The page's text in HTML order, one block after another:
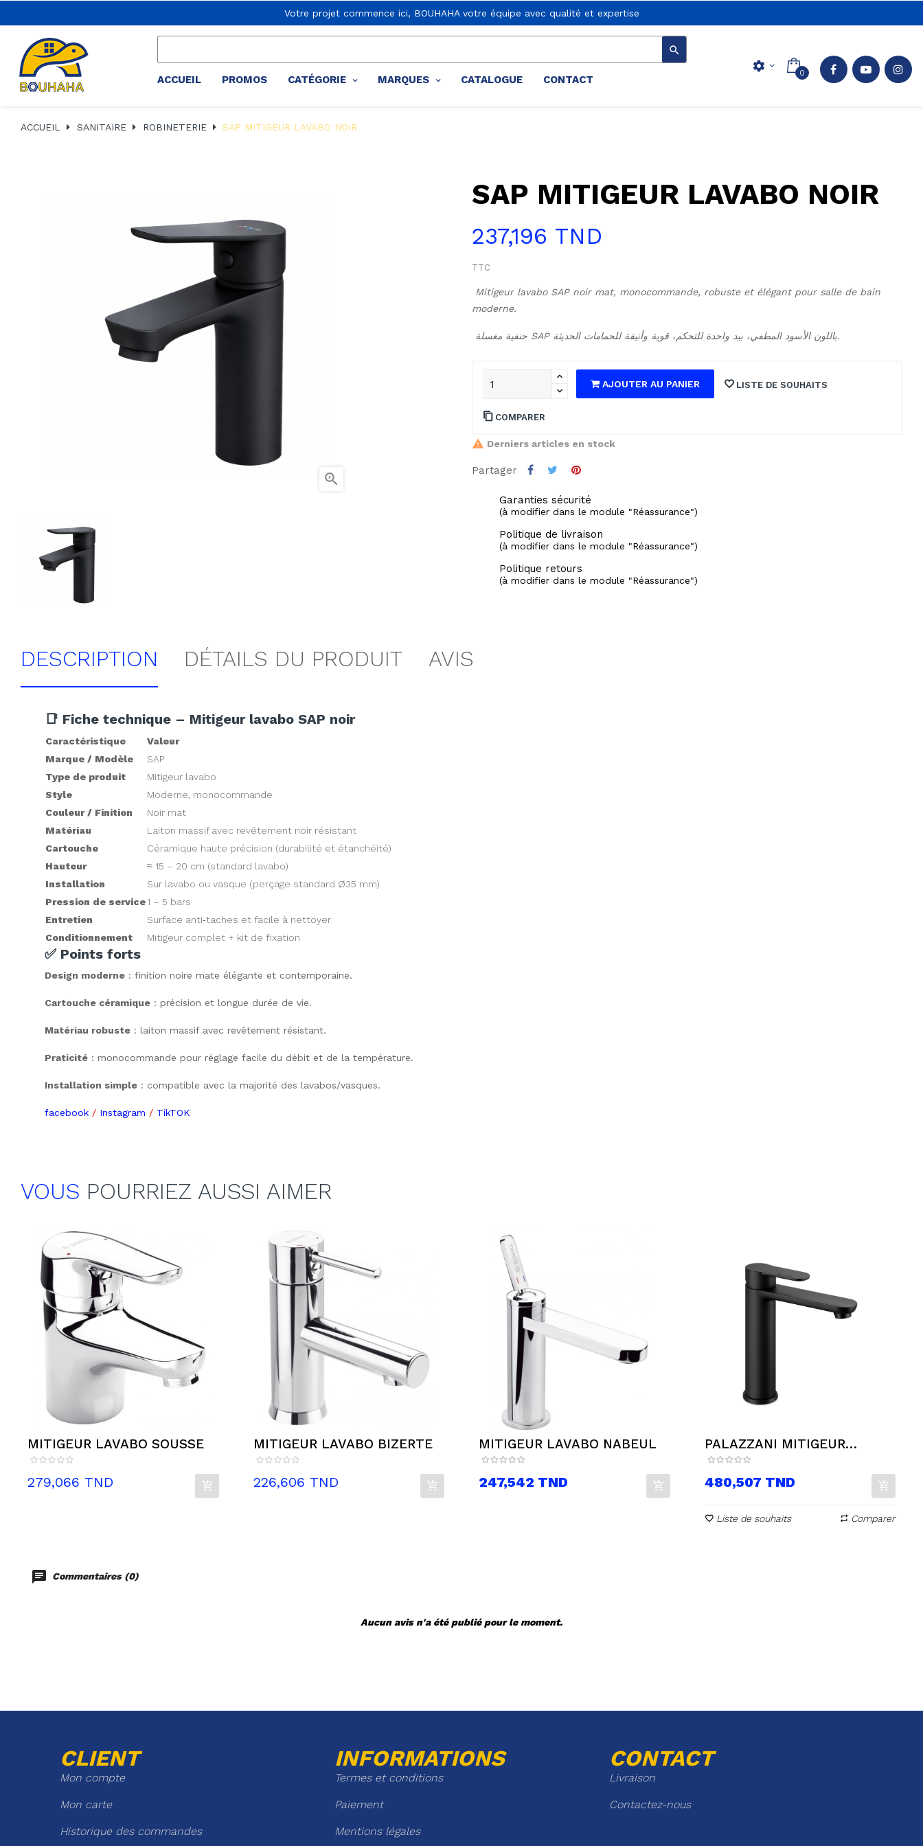
Votre projet commence ici, BOUHAHA votre équipe avec qualité et expertise

ACCUEIL PROMOS CATÉGORIE MARQUES CATALOGUE CONTACT
settings 0
ACCUEIL SANITAIRE ROBINETERIE SAP MITIGEUR LAVABO NOIR

SAP MITIGEUR LAVABO NOIR
237,196 TND
TTC
Mitigeur lavabo SAP noir mat, monocommande, robuste et élégant pour salle de bain
moderne.
حنفية مغسلة SAP باللون الأسود المطفي، بيد واحدة للتحكم، قوية وأنيقة للحمامات الحديثة.
AJOUTER AU PANIER LISTE DE SOUHAITS
COMPARER
Derniers articles en stock
Partager
Garanties sécurité
(à modifier dans le module "Réassurance")
Politique de livraison
(à modifier dans le module "Réassurance")
Politique retours
(à modifier dans le module "Réassurance")
DESCRIPTION DÉTAILS DU PRODUIT AVIS
📑 Fiche technique – Mitigeur lavabo SAP noir
Caractéristique
Valeur
Marque / Modèle
SAP
Type de produit
Mitigeur lavabo
Style
Moderne, monocommande
Couleur / Finition
Noir mat
Matériau
Laiton massif avec revêtement noir résistant
Cartouche
Céramique haute précision (durabilité et étanchéité)
Hauteur
≈ 15 – 20 cm (standard lavabo)
Installation
Sur lavabo ou vasque (perçage standard Ø35 mm)
Pression de service1 – 5 bars
Entretien
Surface anti‑taches et facile à nettoyer
Conditionnement
Mitigeur complet + kit de fixation
✅ Points forts
Design moderne : finition noire mate élégante et contemporaine.
Cartouche céramique : précision et longue durée de vie.
Matériau robuste : laiton massif avec revêtement résistant.
Praticité : monocommande pour réglage facile du débit et de la température.
Installation simple : compatible avec la majorité des lavabos/vasques.
facebook / Instagram / TikTOK
VOUS POURRIEZ AUSSI AIMER
MITIGEUR LAVABO SOUSSE
Prix
279,066 TND
MITIGEUR LAVABO BIZERTE
Prix
226,606 TND
MITIGEUR LAVABO NABEUL
Prix
247,542 TND
PALAZZANI MITIGEUR
LAVABO...
Prix
480,507 TND
Liste de souhaits Comparer
Commentaires (0)
Aucun avis n'a été publié pour le moment.
CLIENT
Mon compte
Mon carte
Historique des commandes
INFORMATIONS
Termes et conditions
Paiement
Mentions légales
CONTACT
Livraison
Contactez-nous